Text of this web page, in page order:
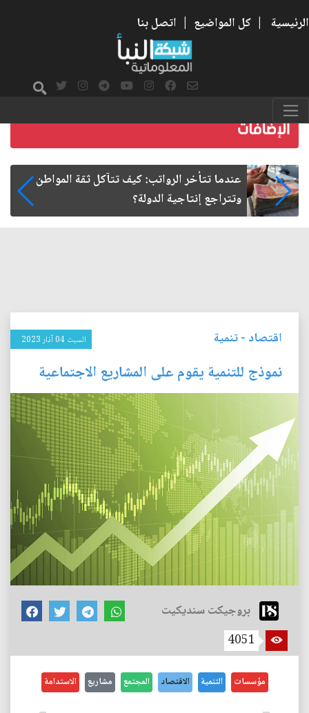
الرئيسية | كل المواضيع | اتصل بنا
صمت الطريق بعد الأربعين
اقتصاد -تنمية السبت 04 آذار 2023
نموذج للتنمية يقوم على المشاريع الاجتماعية
بروجيكت سنديكيت
4051
مؤسسات التنمية الاقتصاد المجتمع مشاريع الاستدامة